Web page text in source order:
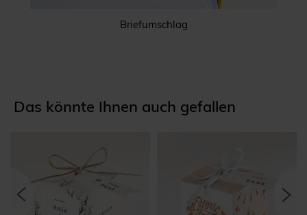
Briefumschlag
Das könnte Ihnen auch gefallen